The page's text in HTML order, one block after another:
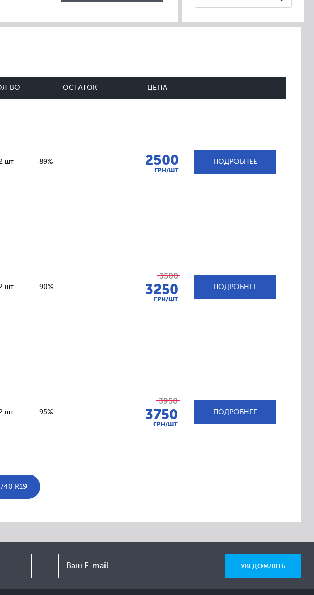
ВО ОСТАТОК ЦЕНА
шт 89% 2500
ГРН/ШТ
ПОДРОБНЕЕ
шт 90%
3500
3250
ГРН/ШТ
ПОДРОБНЕЕ
шт 95%
3950
3750
ГРН/ШТ
ПОДРОБНЕЕ
R19